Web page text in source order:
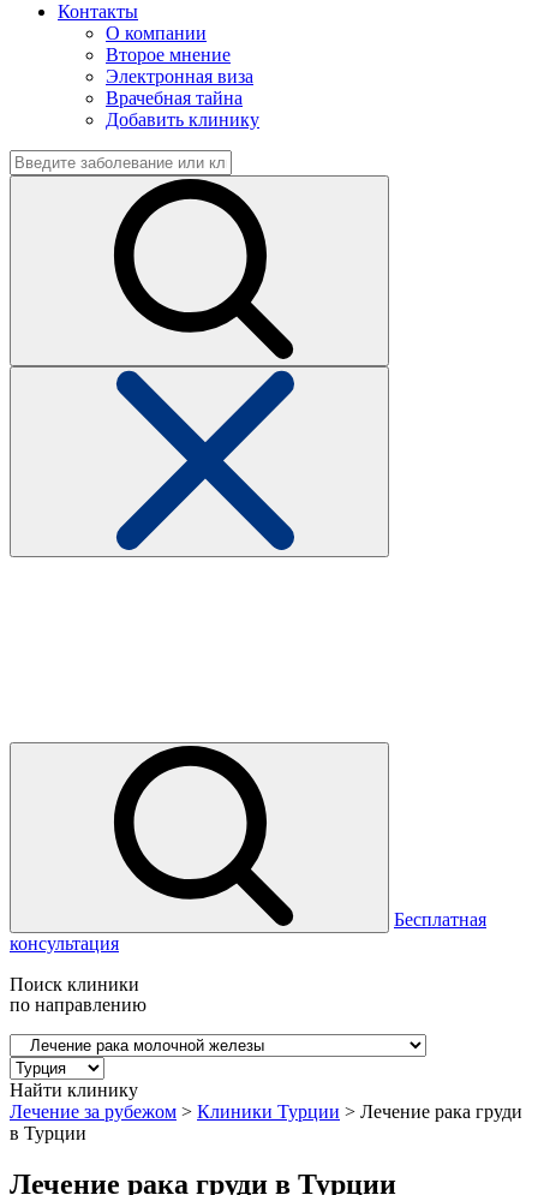
Контакты
О компании
Второе мнение
Электронная виза
Врачебная тайна
Добавить клинику
Бесплатная
консультация
Поиск клиники
по направлению
Найти клинику
Лечение за рубежом > Клиники Турции > Лечение рака груди
в Турции
Лечение рака груди в Турции